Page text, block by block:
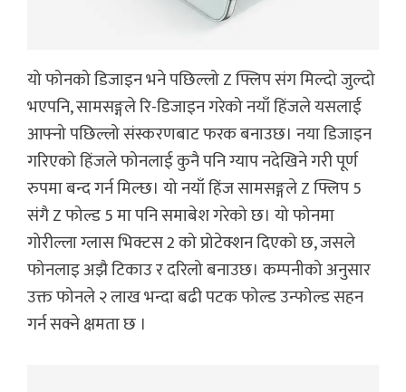
यो फोनको डिजाइन भने पछिल्लो Z फ्लिप संग मिल्दो जुल्दो
भएपनि, सामसङ्गले रि-डिजाइन गरेको नयाँ हिंजले यसलाई
आफ्नो पछिल्लो संस्करणबाट फरक बनाउछ। नया डिजाइन
गरिएको हिंजले फोनलाई कुनै पनि ग्याप नदेखिने गरी पूर्ण
रुपमा बन्द गर्न मिल्छ। यो नयाँ हिंज सामसङ्गले Z फ्लिप 5
संगै Z फोल्ड 5 मा पनि समाबेश गरेको छ। यो फोनमा
गोरील्ला ग्लास भिक्टस 2 को प्रोटेक्शन दिएको छ, जसले
फोनलाइ अझै टिकाउ र दरिलो बनाउछ। कम्पनीको अनुसार
उक्त फोनले २ लाख भन्दा बढी पटक फोल्ड उन्फोल्ड सहन
गर्न सक्ने क्षमता छ ।